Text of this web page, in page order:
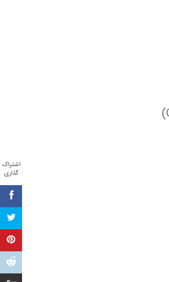
اشتراک
گذاری
کارشناسان می‌گویند افزایش نگرانی‌های جهانی درباره نظارت مالی و گسترش ارزهای دیجیتال بانک‌های مرکزی (CBDC)